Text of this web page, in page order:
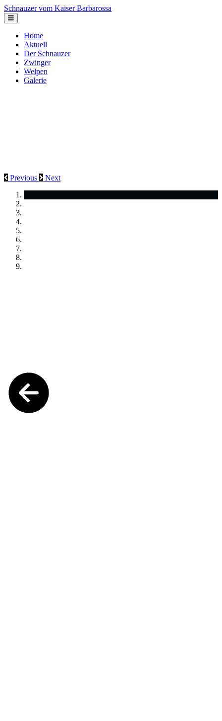
Schnauzer vom Kaiser Barbarossa
Home
Aktuell
Der Schnauzer
Zwinger
Welpen
Galerie
Previous Next